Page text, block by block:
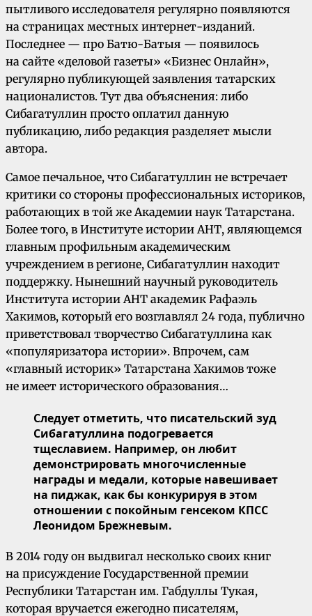
пытливого исследователя регулярно появляются
на страницах местных интернет-изданий.
Последнее — про Батю-Батыя — появилось
на сайте «деловой газеты» «Бизнес Онлайн»,
регулярно публикующей заявления татарских
националистов. Тут два объяснения: либо
Сибагатуллин просто оплатил данную
публикацию, либо редакция разделяет мысли
автора.
Самое печальное, что Сибагатуллин не встречает
критики со стороны профессиональных историков,
работающих в той же Академии наук Татарстана.
Более того, в Институте истории АНТ, являющемся
главным профильным академическим
учреждением в регионе, Сибагатуллин находит
поддержку. Нынешний научный руководитель
Института истории АНТ академик Рафаэль
Хакимов, который его возглавлял 24 года, публично
приветствовал творчество Сибагатуллина как
«популяризатора истории». Впрочем, сам
«главный историк» Татарстана Хакимов тоже
не имеет исторического образования…
Следует отметить, что писательский зуд
Сибагатуллина подогревается
тщеславием. Например, он любит
демонстрировать многочисленные
награды и медали, которые навешивает
на пиджак, как бы конкурируя в этом
отношении с покойным генсеком КПСС
Леонидом Брежневым.
В 2014 году он выдвигал несколько своих книг
на присуждение Государственной премии
Республики Татарстан им. Габдуллы Тукая,
которая вручается ежегодно писателям,